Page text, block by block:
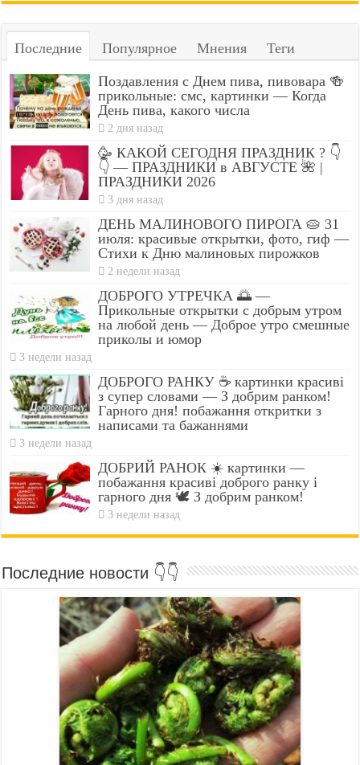
Последние Популярное Мнения Теги
Поздавления с Днем пива, пивовара 🍻
прикольные: смс, картинки — Когда
День пива, какого числа
2 дня назад
🥳 КАКОЙ СЕГОДНЯ ПРАЗДНИК ? 👇
👇 — ПРАЗДНИКИ в АВГУСТЕ 🌺 |
ПРАЗДНИКИ 2026
3 дня назад
ДЕНЬ МАЛИНОВОГО ПИРОГА 🥧 31
июля: красивые открытки, фото, гиф —
Стихи к Дню малиновых пирожков
2 недели назад
ДОБРОГО УТРЕЧКА 🌅 —
Прикольные открытки с добрым утром
на любой день — Доброе утро смешные
приколы и юмор
3 недели назад
ДОБРОГО РАНКУ ☕ картинки красиві
з супер словами — З добрим ранком!
Гарного дня! побажання откритки з
написами та бажаннями
3 недели назад
ДОБРИЙ РАНОК ☀️ картинки —
побажання красиві доброго ранку і
гарного дня 🕊️ З добрим ранком!
3 недели назад
Последние новости 👇👇